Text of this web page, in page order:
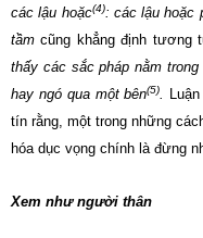
các lậu hoặc(4): các lậu hoặc
tầmcũng khẳng định tương
thấy các sắc pháp nằm
hay ngó qua một bên(5).
tín rằng, một trong những
hóa dục vọng chính là đừng
Xem như người thân